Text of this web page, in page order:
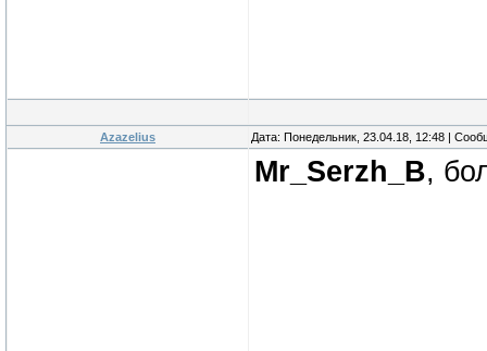
Azazelius Дата: Понедельник, 23.04.18, 12:48 |
Mr_Serzh_B,